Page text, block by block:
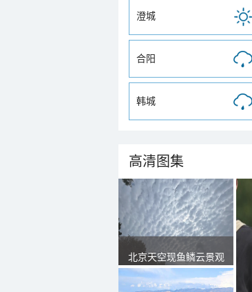
澄城
合阳
韩城
高清图集
北京天空现鱼鳞云景观